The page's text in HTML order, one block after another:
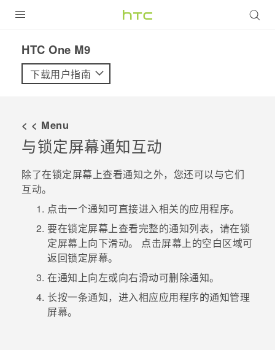
VIVE
支持帮助
在线客服
HTC One M9‎
下载用户指南
< < Menu
与锁定屏幕通知互动
除了在锁定屏幕上查看通知之外，您还可以与它们
互动。
点击一个通知可直接进入相关的应用程序。
要在锁定屏幕上查看完整的通知列表，请在锁
定屏幕上向下滑动。 点击屏幕上的空白区域可
返回锁定屏幕。
在通知上向左或向右滑动可删除通知。
长按一条通知，进入相应应用程序的通知管理
屏幕。